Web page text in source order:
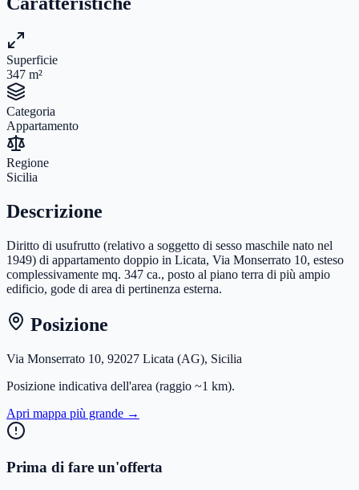
Superficie
347 m²
Categoria
Appartamento
Regione
Sicilia
Descrizione
Diritto di usufrutto (relativo a soggetto di sesso maschile nato nel
1949) di appartamento doppio in Licata, Via Monserrato 10, esteso
complessivamente mq. 347 ca., posto al piano terra di più ampio
edificio, gode di area di pertinenza esterna.
Posizione
Via Monserrato 10, 92027 Licata (AG), Sicilia
Posizione indicativa dell'area (raggio ~1 km).
Apri mappa più grande →
Prima di fare un'offerta